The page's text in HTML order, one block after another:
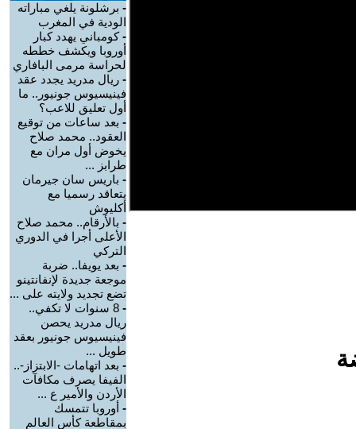
- برشلونة يلغي مباراته
الودية في المغرب
-كومباني يهدد كبار
أوروبا ويكشف خططه
لحراسة مرمى البافاري
- ريال مدريد يجدد عقد
فينيسيوس جونيور.. ما
أول تعليق للاعب؟
- بعد ساعات من توقيع
العقود.. محمد صلاح
يخوض أول مران مع
طرابز ...
- باريس سان جيرمان
يتعاقد رسميا مع
أكليوش
- بالأرقام.. محمد صلاح
الأعلى أجرا في الدوري
التركي
- بعد يويفا.. ضربة
موجعة جديدة لإنفانتينو
تضع تجديد ولايته على ...
-
8 سنوات لا تكفي..
ريال مدريد يحصن
فينيسيوس جونيور بعقد
طويل ...
- بعد اتهامات -الابتزاز-..
الفيفا يصرف مكافآت
الأردن والأمير ع ...
- أوروبا تتمسك
بمقاطعة كأس العالم